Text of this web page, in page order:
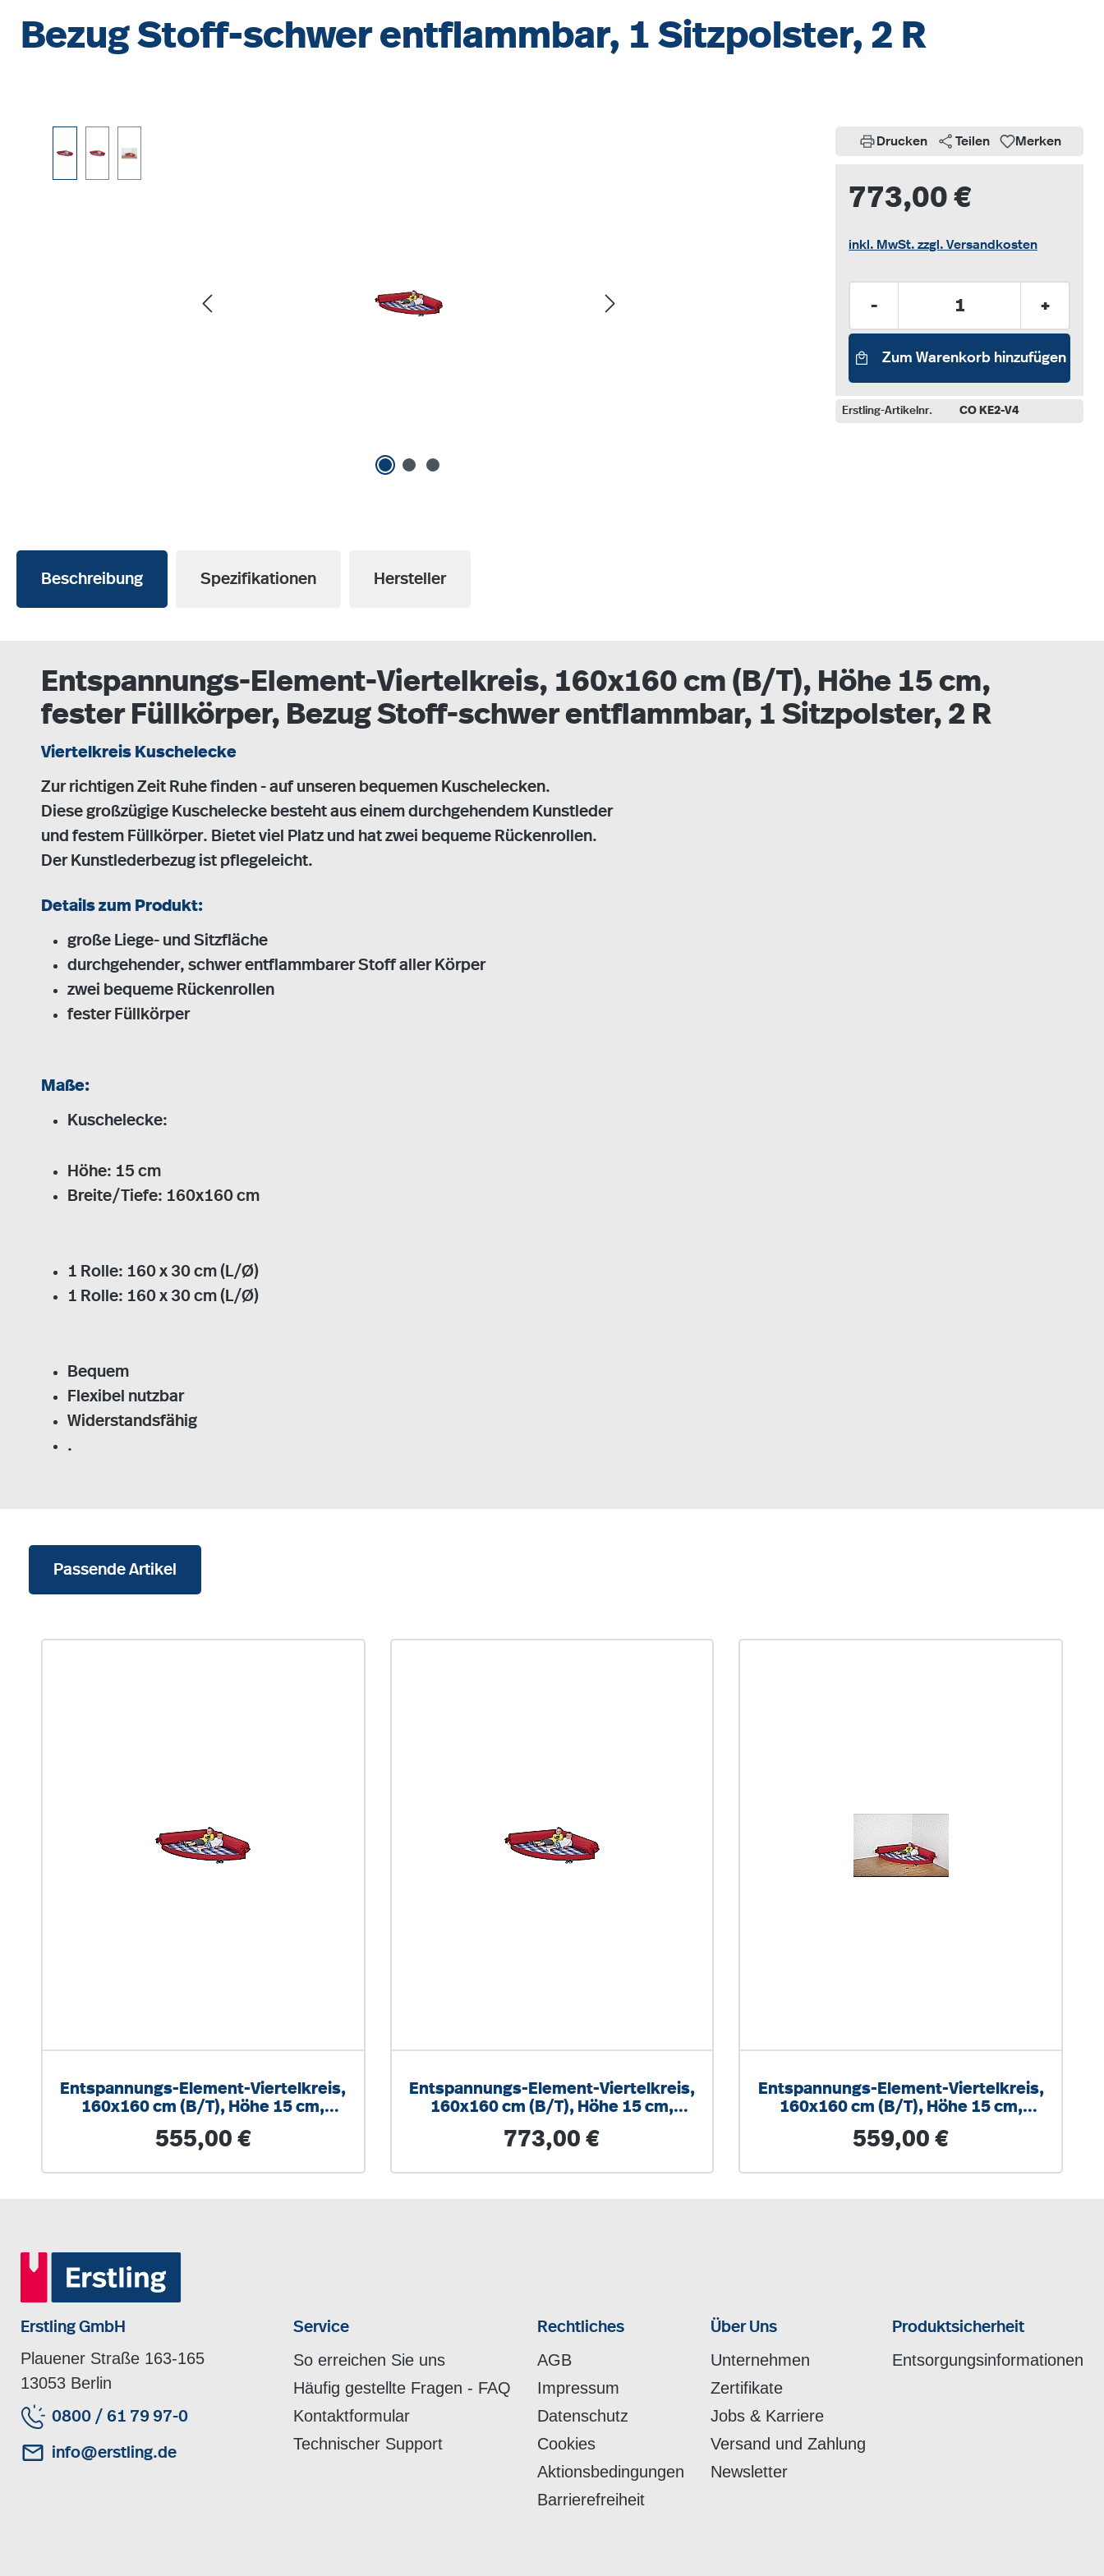
Bezug Stoff-schwer entflammbar, 1 Sitzpolster, 2 R
Drucken
Teilen Merken
773,00 €
inkl. MwSt. zzgl. Versandkosten
Produkt Anzahl: Gib den
- +
Zum Warenkorb hinzufügen
Erstling-Artikelnr. CO KE2-V4
Beschreibung Spezifikationen Hersteller
Entspannungs-Element-Viertelkreis, 160x160 cm (B/T), Höhe 15 cm,
fester Füllkörper, Bezug Stoff-schwer entflammbar, 1 Sitzpolster, 2 R
Viertelkreis Kuschelecke
Zur richtigen Zeit Ruhe finden - auf unseren bequemen Kuschelecken.
Diese großzügige Kuschelecke besteht aus einem durchgehendem Kunstleder
und festem Füllkörper. Bietet viel Platz und hat zwei bequeme Rückenrollen.
Der Kunstlederbezug ist pflegeleicht.
Details zum Produkt:
große Liege- und Sitzfläche
durchgehender, schwer entflammbarer Stoff aller Körper
zwei bequeme Rückenrollen
fester Füllkörper
Maße:
Kuschelecke:
Höhe: 15 cm
Breite/Tiefe: 160x160 cm
1 Rolle: 160 x 30 cm (L/Ø)
1 Rolle: 160 x 30 cm (L/Ø)
Bequem
Flexibel nutzbar
Widerstandsfähig
.
Passende Artikel
Entspannungs-Element-Viertelkreis,
160x160 cm (B/T), Höhe 15 cm,
Regulärer Preis:
555,00 €
Entspannungs-Element-Viertelkreis,
160x160 cm (B/T), Höhe 15 cm,
Regulärer Preis:
773,00 €
Entspannungs-Element-Viertelkreis,
160x160 cm (B/T), Höhe 15 cm,
Regulärer Preis:
559,00 €
Erstling GmbH
Plauener Straße 163-165
13053 Berlin
0800 / 61 79 97-0
info@erstling.de
Service
So erreichen Sie uns
Häufig gestellte Fragen - FAQ
Kontaktformular
Technischer Support
Rechtliches
AGB
Impressum
Datenschutz
Cookies
Aktionsbedingungen
Barrierefreiheit
Über Uns
Unternehmen
Zertifikate
Jobs & Karriere
Versand und Zahlung
Newsletter
Produktsicherheit
Entsorgungsinformationen